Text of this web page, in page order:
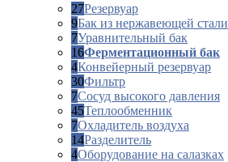
27Резервуар
9Бак из нержавеющей стали
7Уравнительный бак
16Ферментационный бак
4Конвейерный резервуар
30Фильтр
7Сосуд высокого давления
45Теплообменник
7Охладитель воздуха
14Разделитель
4Оборудование на салазках